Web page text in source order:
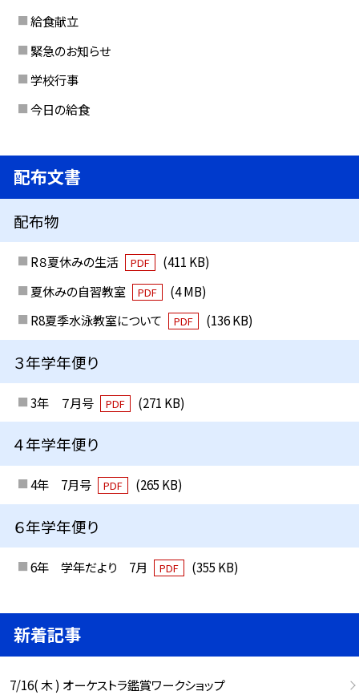
給食献立
緊急のお知らせ
学校行事
今日の給食
配布文書
配布物
R８夏休みの生活 PDF
(411 KB)
夏休みの自習教室
PDF
(4 MB)
R8夏季水泳教室について
PDF (136 KB)
３年学年便り
3年 ７月号 PDF (271 KB)
４年学年便り
4年 7月号 PDF (265 KB)
６年学年便り
6年 学年だより 7月 PDF (355 KB)
新着記事
7/16( 木 ) オーケストラ鑑賞ワークショップ